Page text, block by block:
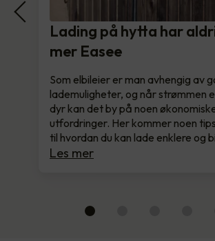
Lading på hytta har
mer Easee
Som elbileier er man avhengig av
lademuligheter, og når strømmen
dyr kan det by på noen
utfordringer. Her kommer noen
til hvordan du kan lade enklere og
Les mer